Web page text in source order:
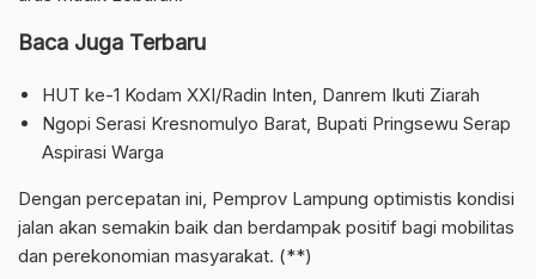
Baca Juga Terbaru
HUT ke-1 Kodam XXI/Radin Inten, Danrem Ikuti Ziarah
Ngopi Serasi Kresnomulyo Barat, Bupati Pringsewu Serap
Aspirasi Warga
Dengan percepatan ini, Pemprov Lampung optimistis kondisi
jalan akan semakin baik dan berdampak positif bagi mobilitas
dan perekonomian masyarakat. (**)